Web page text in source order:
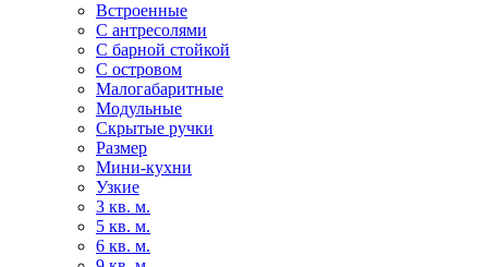
Встроенные
С антресолями
С барной стойкой
С островом
Малогабаритные
Модульные
Скрытые ручки
Размер
Мини-кухни
Узкие
3 кв. м.
5 кв. м.
6 кв. м.